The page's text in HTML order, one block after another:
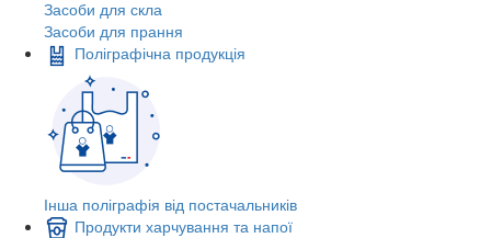
Засоби для скла
Засоби для прання
Поліграфічна продукція
Інша поліграфія від постачальників
Продукти харчування та напої